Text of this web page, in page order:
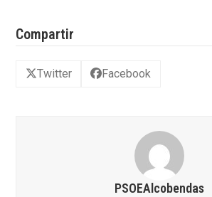
Compartir
Twitter Facebook
PSOEAlcobendas